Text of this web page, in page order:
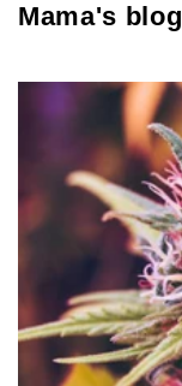
Mama's blog